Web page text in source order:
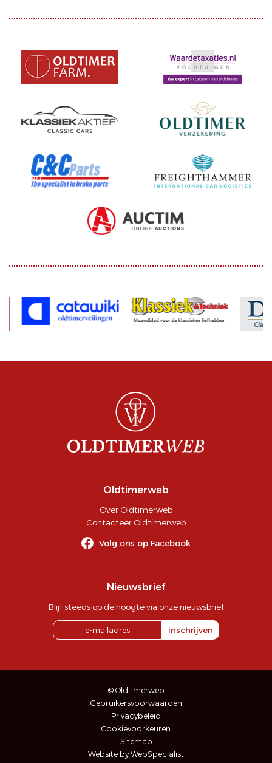
Oldtimerweb
Over Oldtimerweb
Contacteer Oldtimerweb
Volg ons op Facebook
Nieuwsbrief
Blijf steeds op de hoogte via onze nieuwsbrief
inschrijven
© Oldtimerweb
Gebruikersvoorwaarden
Privacybeleid
Cookievoorkeuren
Sitemap
Website by WebSpecialist